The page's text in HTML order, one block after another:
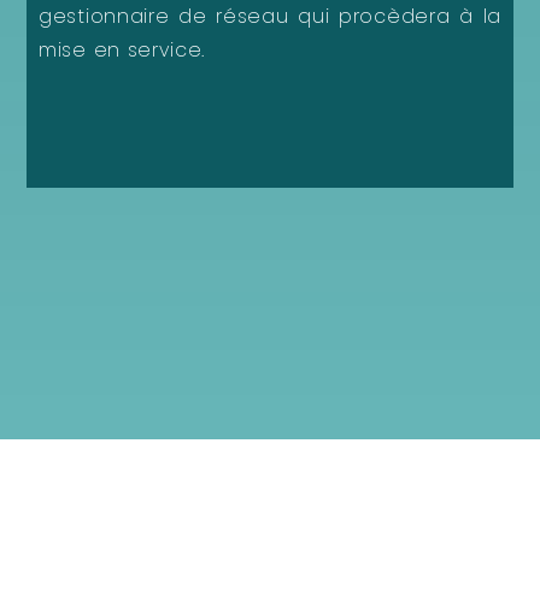
gestionnaire de réseau qui procèdera à la
mise en service.